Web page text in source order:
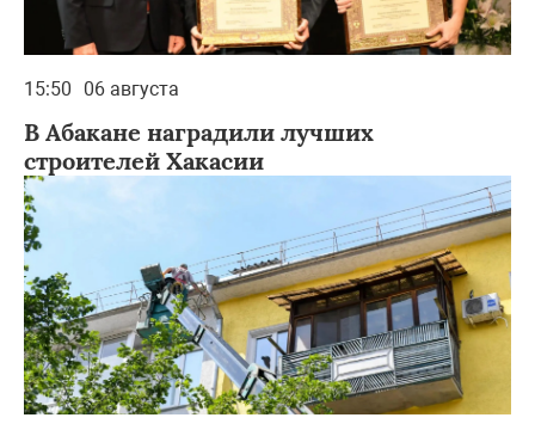
15:50 06 августа
В Абакане наградили лучших
строителей Хакасии